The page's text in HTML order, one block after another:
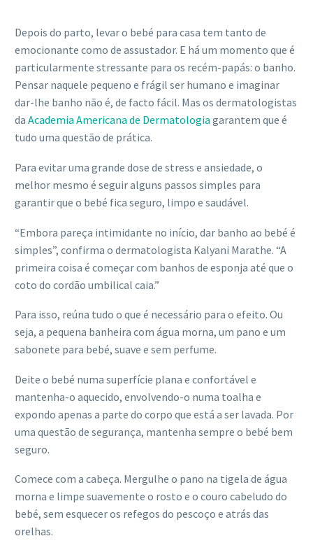
Depois do parto, levar o bebé para casa tem tanto de
emocionante como de assustador. E há um momento que é
particularmente stressante para os recém-papás: o banho.
Pensar naquele pequeno e frágil ser humano e imaginar
dar-lhe banho não é, de facto fácil. Mas os dermatologistas
da Academia Americana de Dermatologia garantem que é
tudo uma questão de prática.
Para evitar uma grande dose de stress e ansiedade, o
melhor mesmo é seguir alguns passos simples para
garantir que o bebé fica seguro, limpo e saudável.
“Embora pareça intimidante no início, dar banho ao bebé é
simples”, confirma o dermatologista Kalyani Marathe. “A
primeira coisa é começar com banhos de esponja até que o
coto do cordão umbilical caia.”
Para isso, reúna tudo o que é necessário para o efeito. Ou
seja, a pequena banheira com água morna, um pano e um
sabonete para bebé, suave e sem perfume.
Deite o bebé numa superfície plana e confortável e
mantenha-o aquecido, envolvendo-o numa toalha e
expondo apenas a parte do corpo que está a ser lavada. Por
uma questão de segurança, mantenha sempre o bebé bem
seguro.
Comece com a cabeça. Mergulhe o pano na tigela de água
morna e limpe suavemente o rosto e o couro cabeludo do
bebé, sem esquecer os refegos do pescoço e atrás das
orelhas.